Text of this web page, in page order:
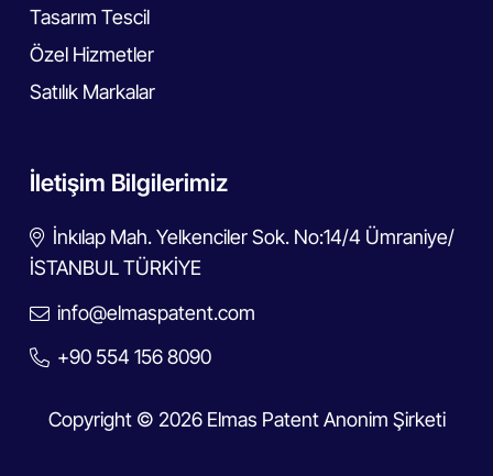
Tasarım Tescil
Özel Hizmetler
Satılık Markalar
İletişim Bilgilerimiz
İnkılap Mah. Yelkenciler Sok. No:14/4 Ümraniye/
İSTANBUL TÜRKİYE
info@elmaspatent.com
+90 554 156 8090
Copyright © 2026 Elmas Patent Anonim Şirketi